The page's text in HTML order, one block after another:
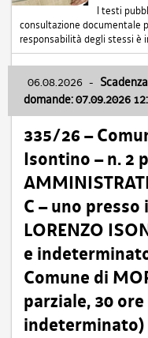
I testi
consultazione documentale
responsabilità degli stessi è
06.08.2026 -
domande: 07.09.2026
335/26 –
Isontino – n. 2
C – uno
LORENZO
e
Comune di
parziale, 30
indeterminato)